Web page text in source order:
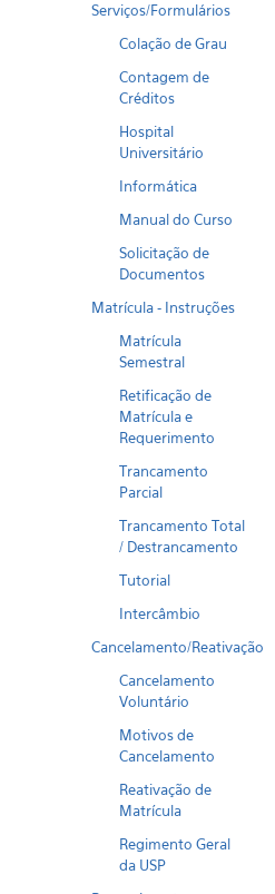
Serviços/Formulários
Colação de Grau
Contagem de
Créditos
Hospital
Universitário
Informática
Manual do Curso
Solicitação de
Documentos
Matrícula - Instruções
Matrícula
Semestral
Retificação de
Matrícula e
Requerimento
Trancamento
Parcial
Trancamento Total
/ Destrancamento
Tutorial
Intercâmbio
Cancelamento/Reativação
Cancelamento
Voluntário
Motivos de
Cancelamento
Reativação de
Matrícula
Regimento Geral
da USP